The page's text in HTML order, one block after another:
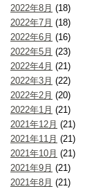
2022年8月 (18)
2022年7月 (18)
2022年6月 (16)
2022年5月 (23)
2022年4月 (21)
2022年3月 (22)
2022年2月 (20)
2022年1月 (21)
2021年12月 (21)
2021年11月 (21)
2021年10月 (21)
2021年9月 (21)
2021年8月 (21)